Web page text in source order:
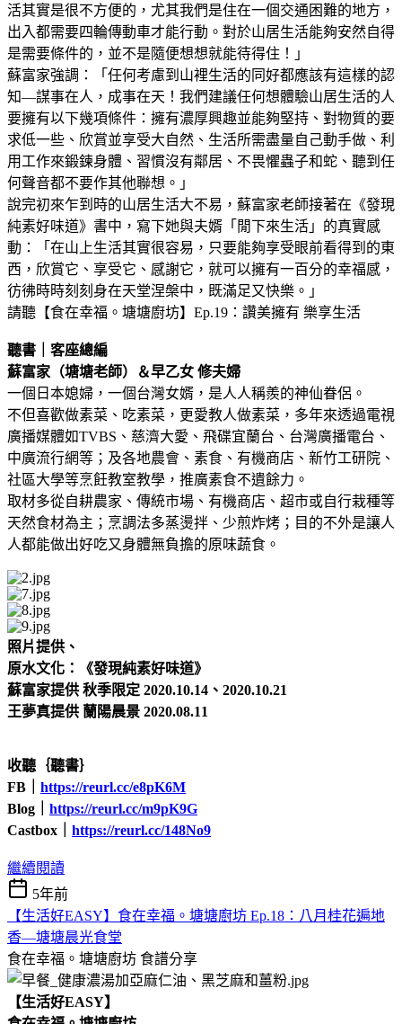
活其實是很不方便的，尤其我們是住在一個交通困難的地方，
出入都需要四輪傳動車才能行動。對於山居生活能夠安然自得
是需要條件的，並不是隨便想想就能待得住！」
蘇富家強調：「任何考慮到山裡生活的同好都應該有這樣的認
知—謀事在人，成事在天！我們建議任何想體驗山居生活的人
要擁有以下幾項條件：擁有濃厚興趣並能夠堅持、對物質的要
求低一些、欣賞並享受大自然、生活所需盡量自己動手做、利
用工作來鍛鍊身體、習慣沒有鄰居、不畏懼蟲子和蛇、聽到任
何聲音都不要作其他聯想。」
說完初來乍到時的山居生活大不易，蘇富家老師接著在《發現
純素好味道》書中，寫下她與夫婿「閒下來生活」的真實感
動：「在山上生活其實很容易，只要能夠享受眼前看得到的東
西，欣賞它、享受它、感謝它，就可以擁有一百分的幸福感，
彷彿時時刻刻身在天堂涅槃中，既滿足又快樂。」
請聽【食在幸福。塘塘廚坊】Ep.19：讚美擁有 樂享生活
聽書｜客座總編
蘇富家（塘塘老師）＆早乙女 修夫婦
一個日本媳婦，一個台灣女婿，是人人稱羨的神仙眷侶。
不但喜歡做素菜、吃素菜，更愛教人做素菜，多年來透過電視
廣播媒體如TVBS、慈濟大愛、飛碟宜蘭台、台灣廣播電台、
中廣流行網等；及各地農會、素食、有機商店、新竹工研院、
社區大學等烹飪教室教學，推廣素食不遺餘力。
取材多從自耕農家、傳統市場、有機商店、超市或自行栽種等
天然食材為主；烹調法多蒸燙拌、少煎炸烤；目的不外是讓人
人都能做出好吃又身體無負擔的原味蔬食。
照片提供、
原水文化：《發現純素好味道》
蘇富家提供 秋季限定 2020.10.14、2020.10.21
王夢真提供 蘭陽晨景 2020.08.11
收聽｛聽書｝
FB
https://reurl.cc/e8pK6M
Blog
https://reurl.cc/m9pK9G
Castbox｜ https://reurl.cc/148No9
繼續閱讀
5年前
【生活好EASY】食在幸福。塘塘廚坊 Ep.18：八月桂花遍地
香—塘塘晨光食堂
食在幸福。塘塘廚坊 食譜分享
【生活好EASY】